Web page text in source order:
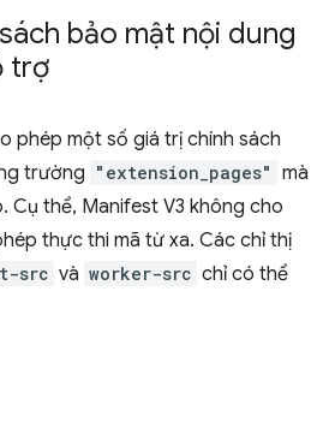
bảo mật nội dung
trợ
phép một số giá trị chính sách
trường "extension_pages" mà
Cụ thể, Manifest V3 không cho
thực thi mã từ xa. Các chỉ thị
src và worker-src chỉ có thể